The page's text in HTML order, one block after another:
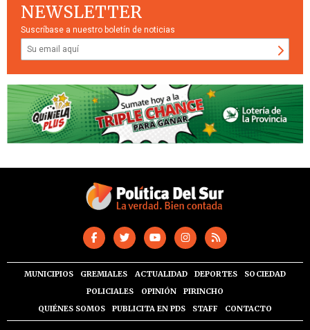
NEWSLETTER
Suscríbase a nuestro boletín de noticias
MUNICIPIOS GREMIALES ACTUALIDAD DEPORTES
SOCIEDAD
POLICIALES
OPINIÓN
PIRINCHO
QUIÉNES SOMOS
PUBLICITA EN PDS STAFF CONTACTO